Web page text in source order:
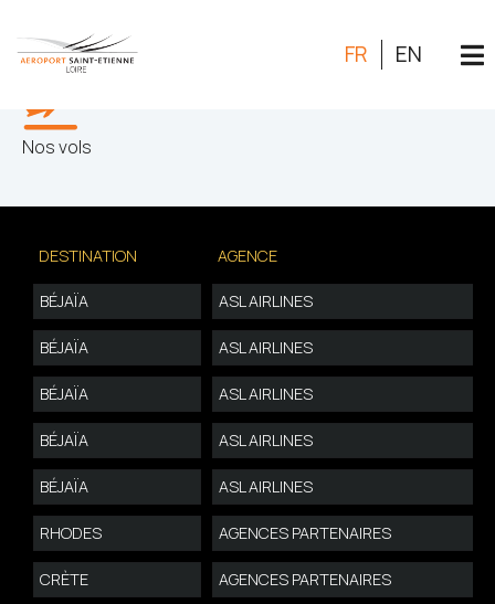
FR EN
Nos vols
DESTINATION AGENCE
BÉJAÏA ASL AIRLINES
BÉJAÏA ASL AIRLINES
BÉJAÏA ASL AIRLINES
BÉJAÏA ASL AIRLINES
BÉJAÏA ASL AIRLINES
RHODES AGENCES PARTENAIRES
CRÈTE AGENCES PARTENAIRES